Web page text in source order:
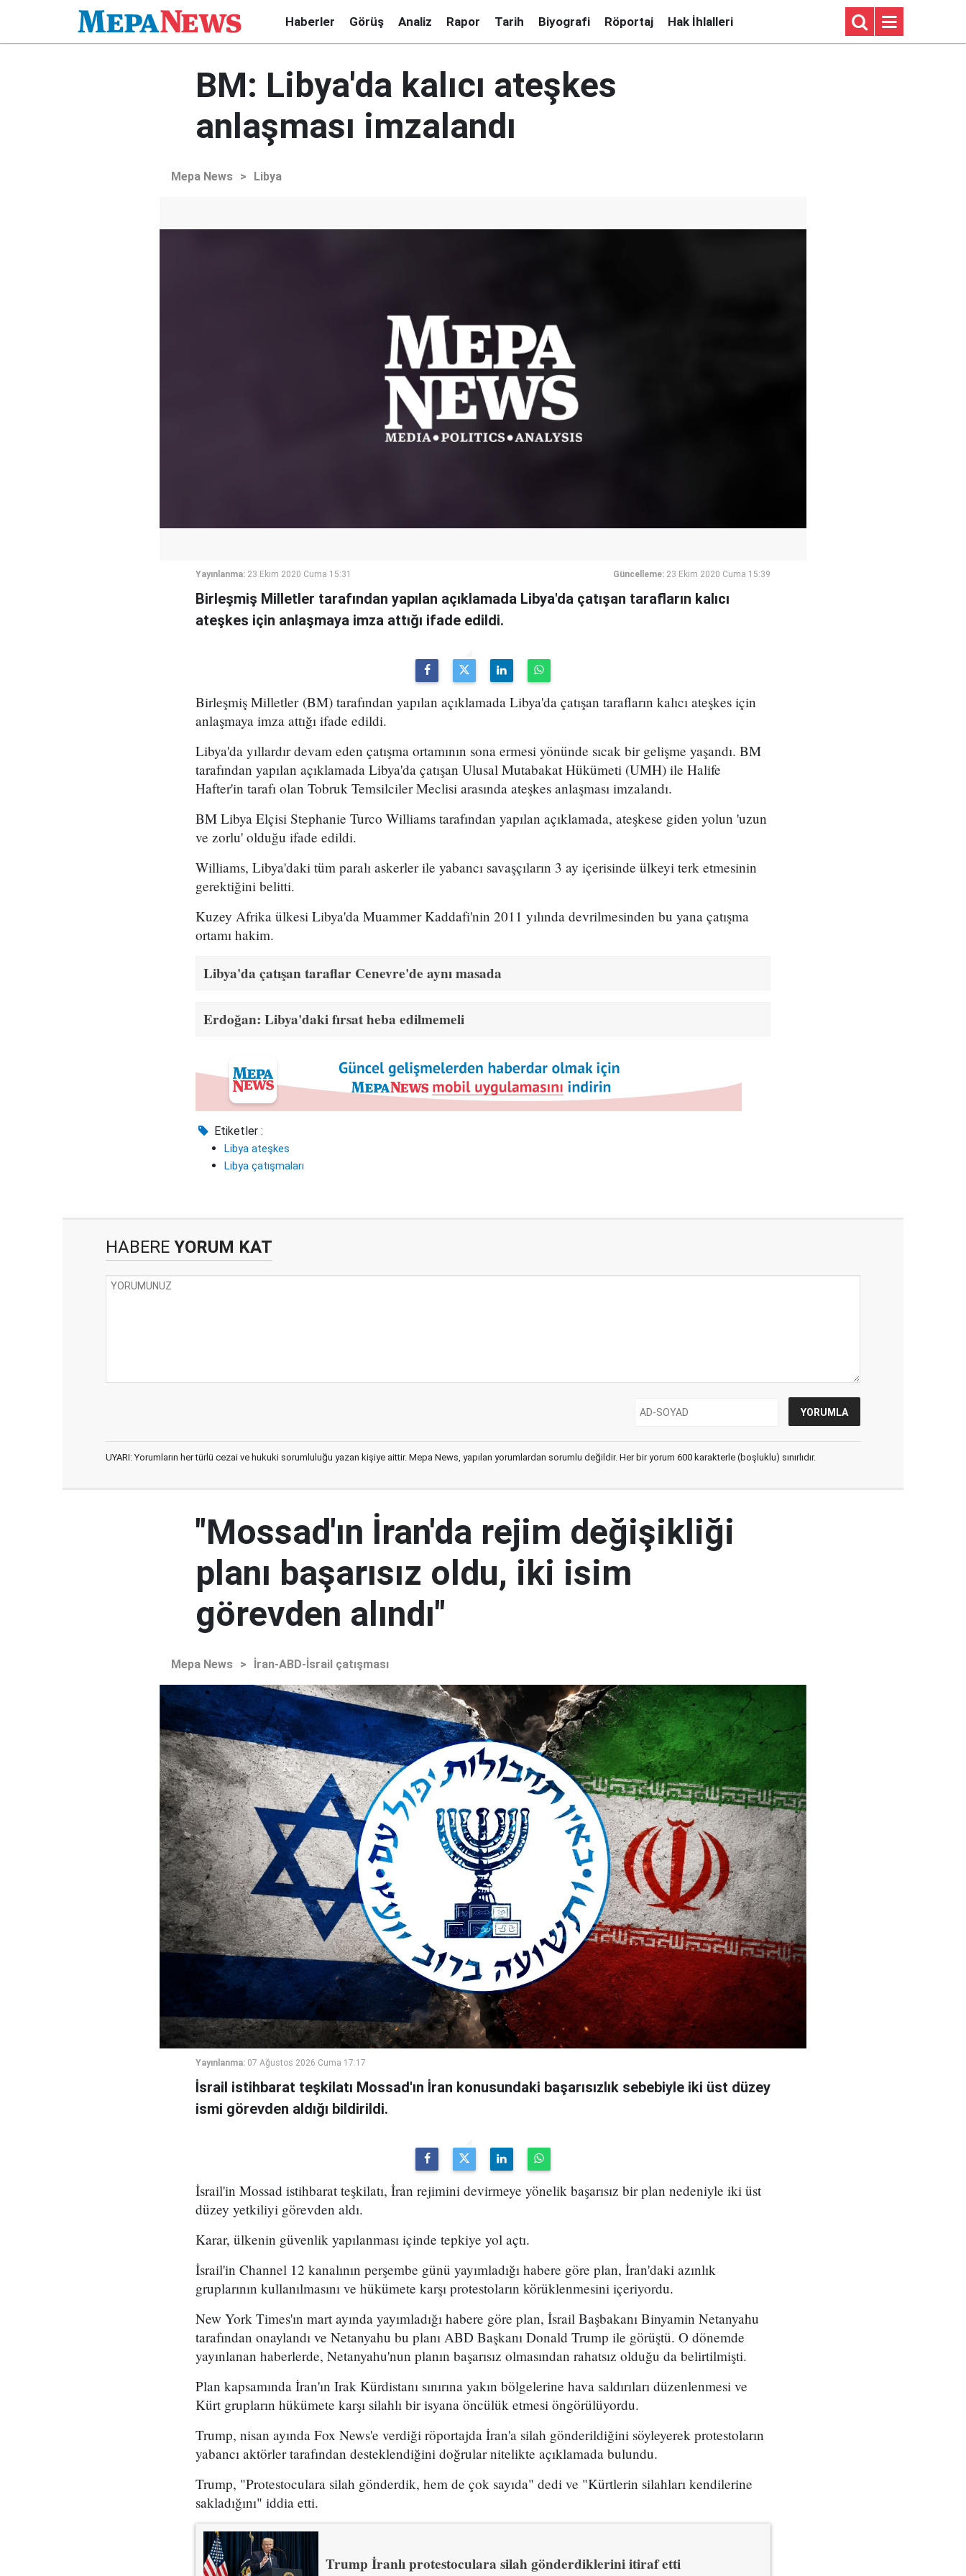
Haberler Görüş Analiz Rapor Tarih Biyografi Röportaj Hak İhlalleri
BM: Libya'da kalıcı ateşkes
anlaşması imzalandı
Mepa News > Libya
Yayınlanma: 23 Ekim 2020 Cuma 15:31 Güncelleme: 23 Ekim 2020 Cuma 15:39
Birleşmiş Milletler tarafından yapılan açıklamada Libya'da çatışan tarafların kalıcı
ateşkes için anlaşmaya imza attığı ifade edildi.
Birleşmiş Milletler (BM) tarafından yapılan açıklamada Libya'da çatışan tarafların kalıcı ateşkes için
anlaşmaya imza attığı ifade edildi.
Libya'da yıllardır devam eden çatışma ortamının sona ermesi yönünde sıcak bir gelişme yaşandı. BM
tarafından yapılan açıklamada Libya'da çatışan Ulusal Mutabakat Hükümeti (UMH) ile Halife
Hafter'in tarafı olan Tobruk Temsilciler Meclisi arasında ateşkes anlaşması imzalandı.
BM Libya Elçisi Stephanie Turco Williams tarafından yapılan açıklamada, ateşkese giden yolun 'uzun
ve zorlu' olduğu ifade edildi.
Williams, Libya'daki tüm paralı askerler ile yabancı savaşçıların 3 ay içerisinde ülkeyi terk etmesinin
gerektiğini belitti.
Kuzey Afrika ülkesi Libya'da Muammer Kaddafi'nin 2011 yılında devrilmesinden bu yana çatışma
ortamı hakim.
Libya'da çatışan taraflar Cenevre'de aynı masada
Erdoğan: Libya'daki fırsat heba edilmemeli
Etiketler :
Libya ateşkes
Libya çatışmaları
HABERE YORUM KAT
UYARI: Yorumların her türlü cezai ve hukuki sorumluluğu yazan kişiye aittir. Mepa News, yapılan yorumlardan sorumlu değildir. Her bir yorum 600 karakterle (boşluklu) sınırlıdır.
"Mossad'ın İran'da rejim değişikliği
planı başarısız oldu, iki isim
görevden alındı"
Mepa News > İran-ABD-İsrail çatışması
Yayınlanma: 07 Ağustos 2026 Cuma 17:17
İsrail istihbarat teşkilatı Mossad'ın İran konusundaki başarısızlık sebebiyle iki üst düzey
ismi görevden aldığı bildirildi.
İsrail'in Mossad istihbarat teşkilatı, İran rejimini devirmeye yönelik başarısız bir plan nedeniyle iki üst
düzey yetkiliyi görevden aldı.
Karar, ülkenin güvenlik yapılanması içinde tepkiye yol açtı.
İsrail'in Channel 12 kanalının perşembe günü yayımladığı habere göre plan, İran'daki azınlık
gruplarının kullanılmasını ve hükümete karşı protestoların körüklenmesini içeriyordu.
New York Times'ın mart ayında yayımladığı habere göre plan, İsrail Başbakanı Binyamin Netanyahu
tarafından onaylandı ve Netanyahu bu planı ABD Başkanı Donald Trump ile görüştü. O dönemde
yayınlanan haberlerde, Netanyahu'nun planın başarısız olmasından rahatsız olduğu da belirtilmişti.
Plan kapsamında İran'ın Irak Kürdistanı sınırına yakın bölgelerine hava saldırıları düzenlenmesi ve
Kürt grupların hükümete karşı silahlı bir isyana öncülük etmesi öngörülüyordu.
Trump, nisan ayında Fox News'e verdiği röportajda İran'a silah gönderildiğini söyleyerek protestoların
yabancı aktörler tarafından desteklendiğini doğrular nitelikte açıklamada bulundu.
Trump, "Protestoculara silah gönderdik, hem de çok sayıda" dedi ve "Kürtlerin silahları kendilerine
sakladığını" iddia etti.
Trump İranlı protestoculara silah gönderdiklerini itiraf etti